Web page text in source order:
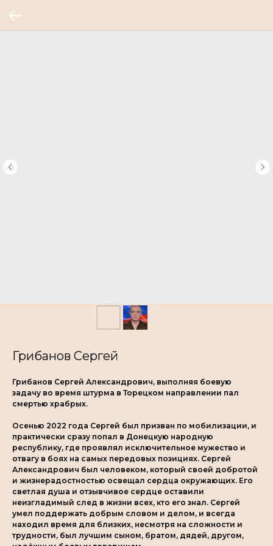
Грибанов Сергей
Грибанов Сергей Александрович, выполняя боевую
задачу во время штурма в Торецком направлении пал
смертью храбрых.
Осенью 2022 года Сергей был призван по мобилизации, и
практически сразу попал в Донецкую народную
республику, где проявлял исключительное мужество и
отвагу в боях на самых передовых позициях. Сергей
Александрович был человеком, который своей добротой
и жизнерадостностью освещал сердца окружающих. Его
светлая душа и отзывчивое сердце оставили
неизгладимый след в жизни всех, кто его знал. Сергей
умел поддержать добрым словом и делом, и всегда
находил время для близких, несмотря на сложности и
трудности, был лучшим сыном, братом, дядей, другом,